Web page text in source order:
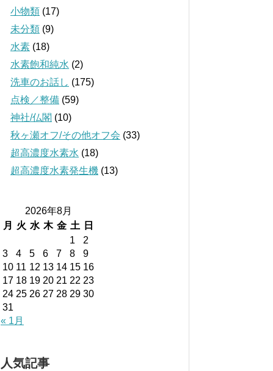
小物類 (17)
未分類 (9)
水素 (18)
水素飽和純水 (2)
洗車のお話し (175)
点検／整備 (59)
神社/仏閣 (10)
秋ヶ瀬オフ/その他オフ会 (33)
超高濃度水素水 (18)
超高濃度水素発生機 (13)
2026年8月
月
火 水 木 金 土
日
1
2
3
4 5 6 7 8
9
10 11 12 13 14 15 16
17 18 19 20 21 22 23
24 25 26 27 28 29 30
31
« 1月
人気記事